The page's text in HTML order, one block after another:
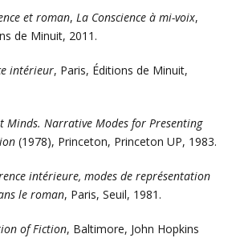
et roman, La Conscience à mi-voix,
de Minuit, 2011.
intérieur, Paris, Éditions de Minuit,
Minds. Narrative Modes for Presenting
(1978), Princeton, Princeton UP, 1983.
intérieure, modes de représentation
le roman, Paris, Seuil, 1981.
of Fiction, Baltimore, John Hopkins